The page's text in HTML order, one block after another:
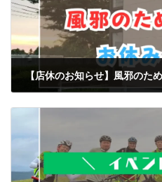
【店休のお知らせ】風邪のた